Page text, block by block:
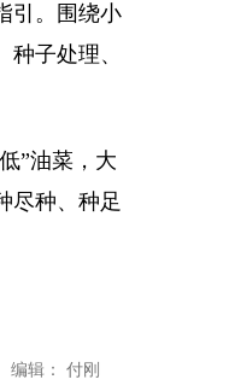
引。围绕小
子处理、
”油菜，大
尽种、种足
编辑： 付刚